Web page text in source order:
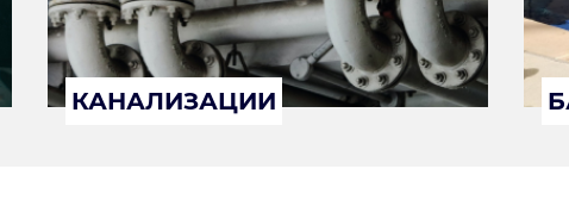
КАНАЛИЗАЦИИ